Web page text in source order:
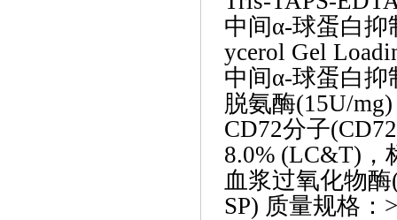
中间α-球蛋白
ycerol Gel
中间α-球蛋白
脱氨酶(15U/
CD72分子
8.0% (LC&T)，
血浆过氧化物酶
SP) 质量规格：